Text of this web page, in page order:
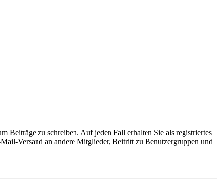
Beiträge zu schreiben. Auf jeden Fall erhalten Sie als registriertes
Versand an andere Mitglieder, Beitritt zu Benutzergruppen und